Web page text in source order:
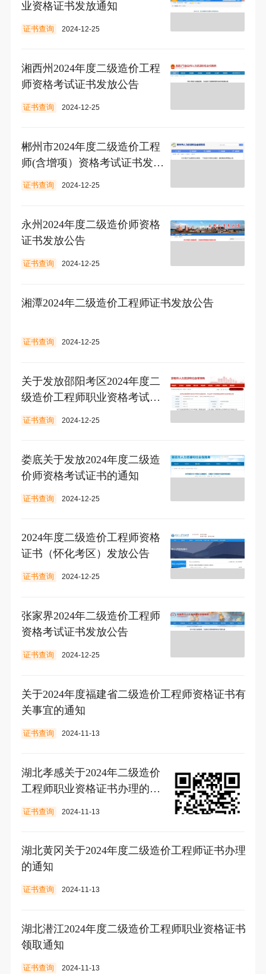
业资格证书发放通知
证书查询 2024-12-25
湘西州2024年度二级造价工程
师资格考试证书发放公告
证书查询 2024-12-25
郴州市2024年度二级造价工程
师(含增项）资格考试证书发放
公告
证书查询 2024-12-25
永州2024年度二级造价师资格
证书发放公告
证书查询 2024-12-25
湘潭2024年二级造价工程师证书发放公告
证书查询 2024-12-25
关于发放邵阳考区2024年度二
级造价工程师职业资格考试证
书的公告
证书查询 2024-12-25
娄底关于发放2024年度二级造
价师资格考试证书的通知
证书查询 2024-12-25
2024年度二级造价工程师资格
证书（怀化考区）发放公告
证书查询 2024-12-25
张家界2024年二级造价工程师
资格考试证书发放公告
证书查询 2024-12-25
关于2024年度福建省二级造价工程师资格证书有
关事宜的通知
证书查询 2024-11-13
湖北孝感关于2024年二级造价
工程师职业资格证书办理的通
知
证书查询 2024-11-13
湖北黄冈关于2024年度二级造价工程师证书办理
的通知
证书查询 2024-11-13
湖北潜江2024年度二级造价工程师职业资格证书
领取通知
证书查询 2024-11-13